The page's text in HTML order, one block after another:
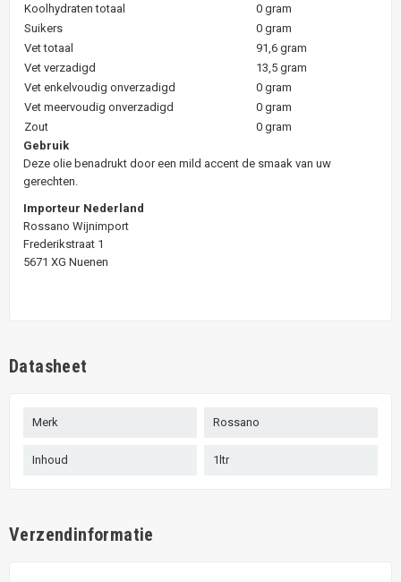
Koolhydraten totaal
0 gram
Suikers
0 gram
Vet totaal
91,6 gram
Vet verzadigd
13,5 gram
Vet enkelvoudig onverzadigd
0 gram
Vet meervoudig onverzadigd
0 gram
Zout
0 gram
Gebruik
​​​​​​Deze olie benadrukt door een mild accent de smaak van uw
gerechten.
Importeur Nederland
Rossano Wijnimport
Frederikstraat 1
5671 XG Nuenen
Datasheet
Merk Rossano
Inhoud 1ltr
Verzendinformatie